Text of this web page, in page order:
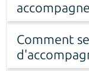
Comment